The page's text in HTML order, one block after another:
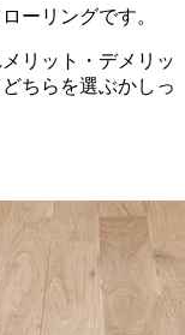
ーリングです。
リット・デメリッ
ちらを選ぶかしっ